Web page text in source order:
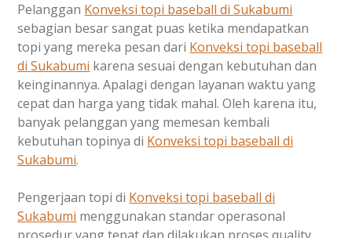
Pelanggan Konveksi topi baseball diSukabumi
sebagian besar sangat puas ketika mendapatkan
topi yang mereka pesan dari Konveksi topi baseball
diSukabumi karena sesuai dengan kebutuhan dan
keinginannya. Apalagi dengan layanan waktu yang
cepat dan harga yang tidak mahal. Oleh karena itu,
banyak pelanggan yang memesan kembali
kebutuhan topinya di Konveksi topi baseball di
Sukabumi.
Pengerjaan topi di Konveksi topi baseball di
Sukabumi menggunakan standar operasonal